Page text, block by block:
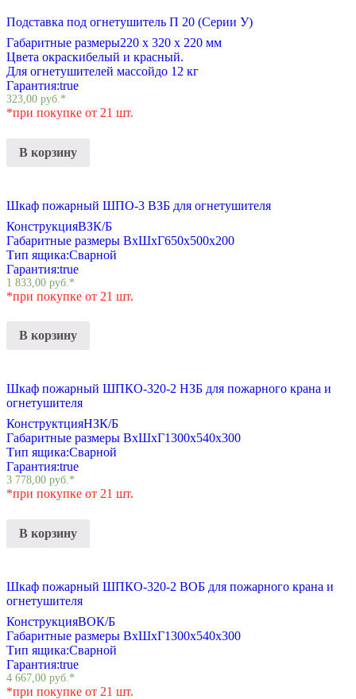
Подставка под огнетушитель П 20 (Серии У)
Габаритные размеры220 х 320 х 220 мм
Цвета окраскибелый и красный.
Для огнетушителей массойдо 12 кг
Гарантия:true
323,00 руб. *
*при покупке от 21 шт.
В корзину
Шкаф пожарный ШПО-3 ВЗБ для огнетушителя
КонструкцияВЗК/Б
Габаритные размеры ВхШхГ650х500х200
Тип ящика:Сварной
Гарантия:true
1 833,00 руб. *
*при покупке от 21 шт.
В корзину
Шкаф пожарный ШПКО-320-2 НЗБ для пожарного крана и
огнетушителя
КонструктцияНЗК/Б
Габаритные размеры ВхШхГ1300х540х300
Тип ящика:Сварной
Гарантия:true
3 778,00 руб.*
*при покупке от 21 шт.
В корзину
Шкаф пожарный ШПКО-320-2 ВОБ для пожарного крана и
огнетушителя
КонструкцияВОК/Б
Габаритные размеры ВхШхГ1300х540х300
Тип ящика:Сварной
Гарантия:true
4 667,00 руб. *
*при покупке от 21 шт.